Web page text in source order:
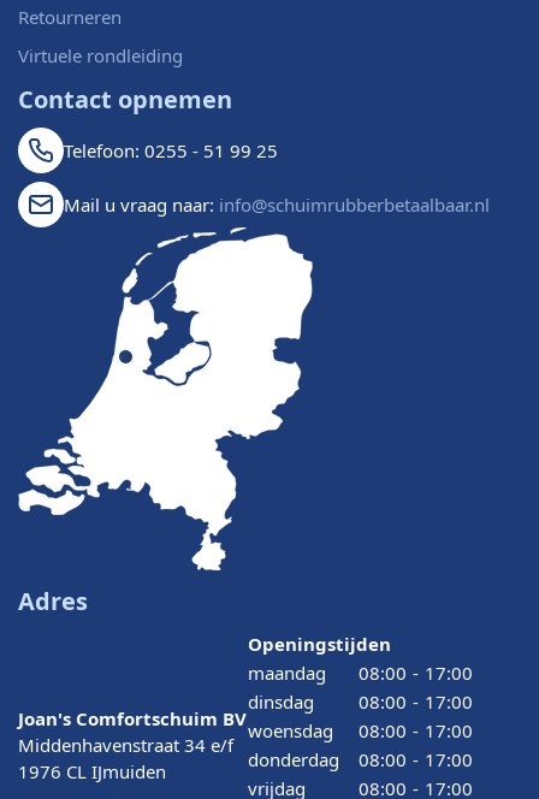
Retourneren
Virtuele rondleiding
Contact opnemen
Telefoon: 0255 - 51 99 25
Mail u vraag naar: info@schuimrubberbetaalbaar.nl
Adres
Joan's Comfortschuim BV
Middenhavenstraat 34 e/f
1976 CL IJmuiden
Openingstijden
maandag
08:00 - 17:00
dinsdag
08:00 - 17:00
woensdag
08:00 - 17:00
donderdag
08:00 - 17:00
vrijdag
08:00 - 17:00